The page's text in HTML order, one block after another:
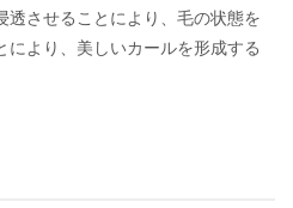
透させることにより、毛の状態を
より、美しいカールを形成する